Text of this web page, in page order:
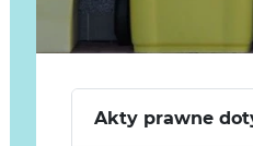
Akty prawne